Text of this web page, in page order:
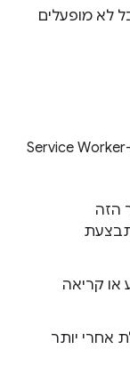
לא מופעלים
בדרך כלל, Chrome מפסיק את פעולת ה-Service Worker
הזה
או קריאה
אחרי יותר